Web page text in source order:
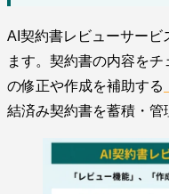
AI契約書レビューサービ
ます。契約書の内容をチ
の修正や作成を補助する
結済み契約書を蓄積・管